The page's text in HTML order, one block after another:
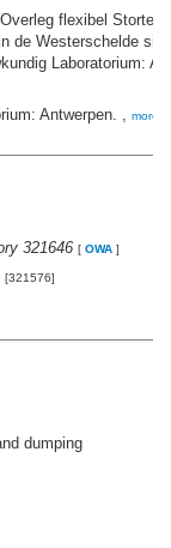
flexibel Storten:
de Westerschelde
Laboratorium:
Antwerpen. , more
321646 [ OWA ]
[321576]
dumping